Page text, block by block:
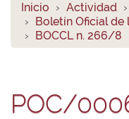
Inicio Actividad
Boletín Oficial de
BOCCL n. 266/8
POC/